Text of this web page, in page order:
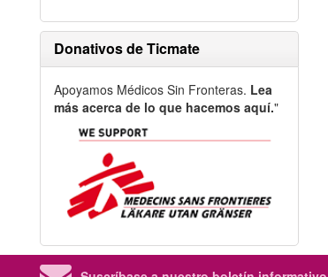
Donativos de Ticmate
Apoyamos Médicos Sin Fronteras. Lea
más acerca de lo que hacemos aquí."